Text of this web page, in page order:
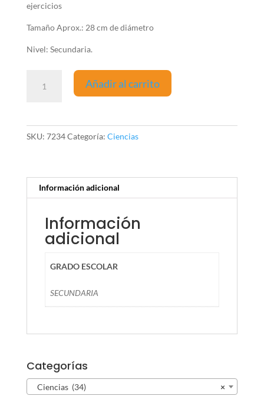
ejercicios
Tamaño Aprox.: 28 cm de diámetro
Nivel: Secundaria.
Añadir al carrito
SKU: 7234Categoría: Ciencias
Información adicional
Información
adicional
GRADO ESCOLAR
SECUNDARIA
Categorías
×
Ciencias (34)